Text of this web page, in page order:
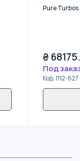
Pure Turbos
₴
Под
Код:1112-627